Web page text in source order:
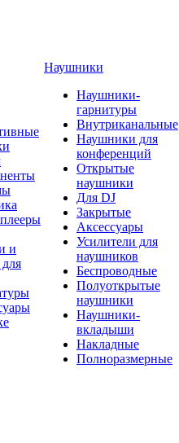
и
Наушники
Наушники-
гарнитуры
Внутриканальные
Наушники для
конференций
Открытые
наушники
Для DJ
Закрытые
Аксессуары
Усилители для
наушников
Беспроводные
Полуоткрытые
наушники
Наушники-
вкладыши
Накладные
Полноразмерные